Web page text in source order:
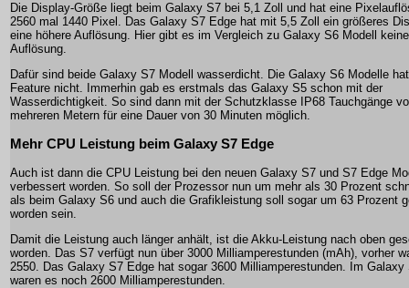
Die Display-Größe liegt beim Galaxy S7 bei 5,1 Zoll und hat eine
2560 mal 1440 Pixel. Das Galaxy S7 Edge hat mit 5,5 Zoll ein größeres
eine höhere Auflösung. Hier gibt es im Vergleich zu Galaxy S6 Modell
Auflösung.
Dafür sind beide Galaxy S7 Modell wasserdicht. Die Galaxy S6 Modelle
Feature nicht. Immerhin gab es erstmals das Galaxy S5 schon mit der
Wasserdichtigkeit. So sind dann mit der Schutzklasse IP68 Tauchgänge
mehreren Metern für eine Dauer von 30 Minuten möglich.
Mehr CPU Leistung beim Galaxy S7 Edge
Auch ist dann die CPU Leistung bei den neuen Galaxy S7 und S7 Edge
verbessert worden. So soll der Prozessor nun um mehr als 30 Prozent
als beim Galaxy S6 und auch die Grafikleistung soll sogar um 63 Prozent
worden sein.
Damit die Leistung auch länger anhält, ist die Akku-Leistung nach oben
worden. Das S7 verfügt nun über 3000 Milliamperestunden (mAh), vorher
2550. Das Galaxy S7 Edge hat sogar 3600 Milliamperestunden. Im Galaxy
waren es noch 2600 Milliamperestunden.